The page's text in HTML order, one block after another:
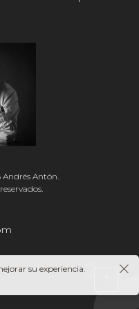
Andrés Antón.
su experiencia.